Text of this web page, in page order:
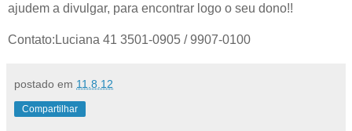
ajudem a divulgar, para encontrar logo o seu dono!!
Contato:Luciana 41 3501-0905 / 9907-0100
postado em 11.8.12
Compartilhar